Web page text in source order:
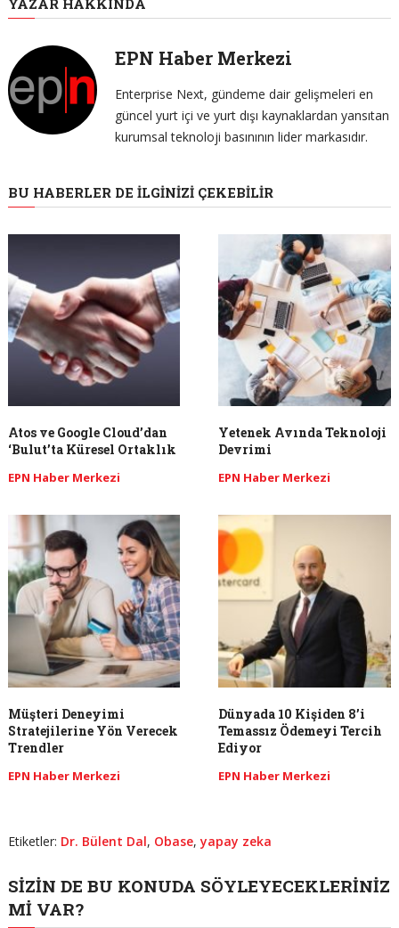
EPN Haber Merkezi
Enterprise Next, gündeme dair gelişmeleri en
güncel yurt içi ve yurt dışı kaynaklardan yansıtan
kurumsal teknoloji basınının lider markasıdır.
BU HABERLER DE İLGINIZI ÇEKEBILIR
Atos ve Google Cloud’dan
‘Bulut’ta Küresel Ortaklık
EPN Haber Merkezi
Yetenek Avında Teknoloji
Devrimi
EPN Haber Merkezi
Müşteri Deneyimi
Stratejilerine Yön Verecek
Trendler
EPN Haber Merkezi
Dünyada 10 Kişiden 8’i
Temassız Ödemeyi Tercih
Ediyor
EPN Haber Merkezi
Etiketler: Dr. Bülent Dal, Obase,yapay zeka
SIZIN DE BU KONUDA SÖYLEYECEKLERINIZ
MI VAR?